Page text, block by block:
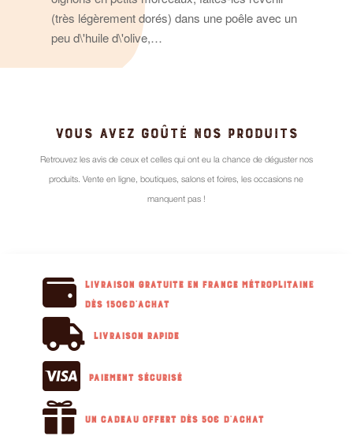
(très légèrement dorés) dans une poêle avec un
peu d\'huile d\'olive,…
VOUS AVEZ GOÛTÉ NOS PRODUITS
Retrouvez les avis de ceux et celles qui ont eu la chance de déguster nos
produits. Vente en ligne, boutiques, salons et foires, les occasions ne
manquent pas !

Livraison GRATUITE en France métroplitaine
dès 150€d'achat
 Livraison RAPIDE
 Paiement sécurisé
 Un cadeau offert dès 50€ d'achat